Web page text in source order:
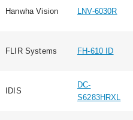
Hanwha Vision LNV-6030R
FLIR Systems FH-610 ID
IDIS
DC-
S6283HRXL